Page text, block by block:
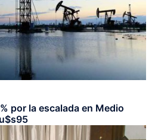
por la escalada en Medio